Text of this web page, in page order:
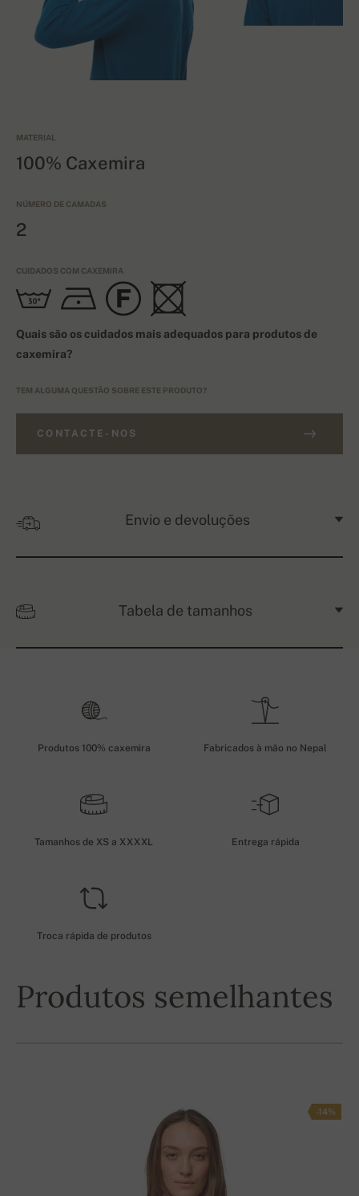
MATERIAL
100% Caxemira
NÚMERO DE CAMADAS
2
CUIDADOS COM CAXEMIRA
Quais são os cuidados mais adequados para produtos de
caxemira?
TEM ALGUMA QUESTÃO SOBRE ESTE PRODUTO?
CONTACTE-NOS
Envio e devoluções
Tabela de tamanhos
Produtos 100% caxemira Fabricados à mão no Nepal
Tamanhos de XS a XXXXL Entrega rápida
Troca rápida de produtos
Produtos semelhantes
-14%